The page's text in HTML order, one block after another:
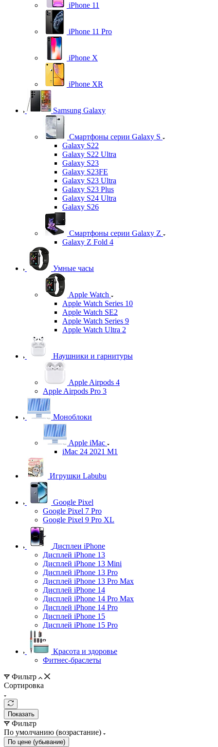
iPhone 11
iPhone 11 Pro
iPhone X
iPhone XR
Samsung Galaxy
Смартфоны серии Galaxy S
Galaxy S22
Galaxy S22 Ultra
Galaxy S23
Galaxy S23FE
Galaxy S23 Ultra
Galaxy S23 Plus
Galaxy S24 Ultra
Galaxy S26
Смартфоны серии Galaxy Z
Galaxy Z Fold 4
Умные часы
Apple Watch
Apple Watch Series 10
Apple Watch SE2
Apple Watch Series 9
Apple Watch Ultra 2
Наушники и гарнитуры
Apple Airpods 4
Apple Airpods Pro 3
Моноблоки
Apple iMac
iMac 24 2021 M1
Игрушки Labubu
Google Pixel
Google Pixel 7 Pro
Google Pixel 9 Pro XL
Дисплеи iPhone
Дисплей iPhone 13
Дисплей iPhone 13 Mini
Дисплей iPhone 13 Pro
Дисплей iPhone 13 Pro Max
Дисплей iPhone 14
Дисплей iPhone 14 Pro Max
Дисплей iPhone 14 Pro
Дисплей iPhone 15
Дисплей iPhone 15 Pro
Красота и здоровье
Фитнес-браслеты
Фильтр
Сортировка
Показать
Фильтр
По умолчанию (возрастание)
По цене (убывание)